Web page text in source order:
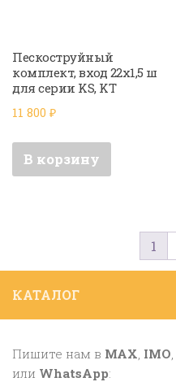
Пескоструйный
комплект, вход 22х1,5 ш
для серии KS, KT
11 800 ₽
В корзину
1
КАТАЛОГ
Пишите нам в MAX IMO
или WhatsApp: